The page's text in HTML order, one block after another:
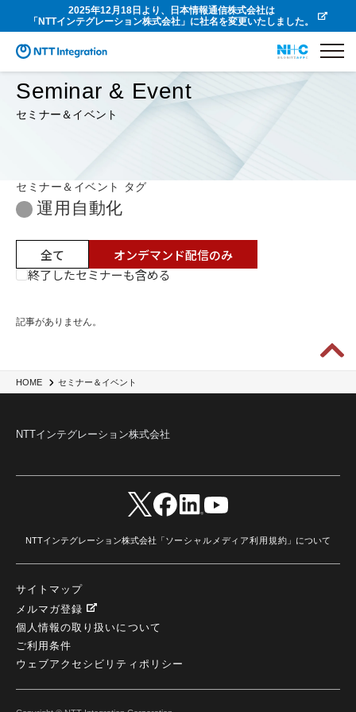
2025年12月18日より、日本情報通信株式会社は
「NTTインテグレーション株式会社」に社名を変更いたしました。
Seminar & Event
セミナー＆イベント
HOME セミナー＆イベント
セミナー＆イベント タグ
運用自動化
全て
オンデマンド配信のみ
終了したセミナーも含める
記事がありません。
NTTインテグレーション株式会社
NTTインテグレーション株式会社「ソーシャルメディア利用規約 」について
サイトマップ
メルマガ登録
個人情報の取り扱いについて
ご利用条件
ウェブアクセシビリティポリシー